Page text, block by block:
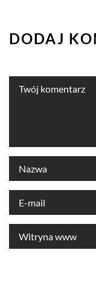
DODAJ